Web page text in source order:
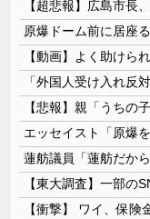
「外国人受け入れ反